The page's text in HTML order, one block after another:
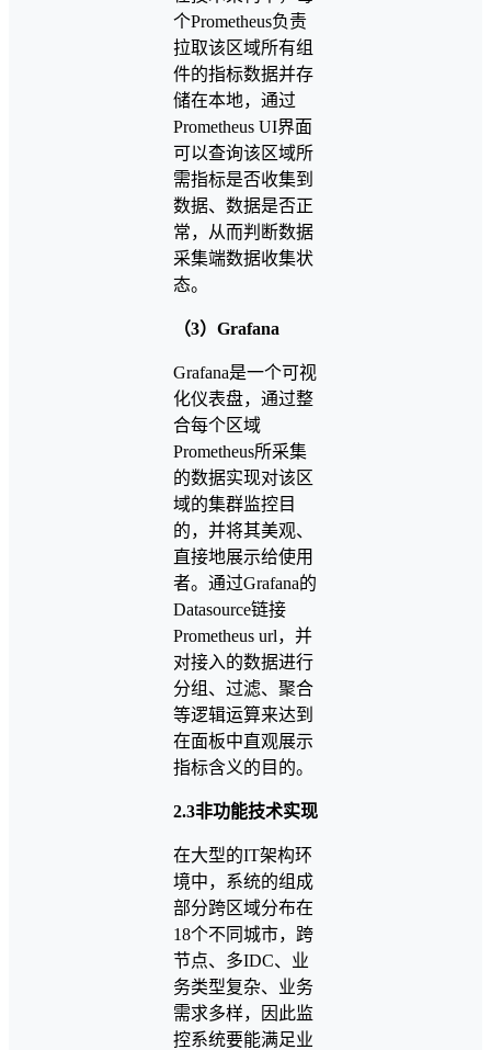
个Prometheus负责
拉取该区域所有组
件的指标数据并存
储在本地，通过
Prometheus UI界面
可以查询该区域所
需指标是否收集到
数据、数据是否正
常，从而判断数据
采集端数据收集状
态。
（3）Grafana
Grafana是一个可视
化仪表盘，通过整
合每个区域
Prometheus所采集
的数据实现对该区
域的集群监控目
的，并将其美观、
直接地展示给使用
者。通过Grafana的
Datasource链接
Prometheus url，并
对接入的数据进行
分组、过滤、聚合
等逻辑运算来达到
在面板中直观展示
指标含义的目的。
2.3非功能技术实现
在大型的IT架构环
境中，系统的组成
部分跨区域分布在
18个不同城市，跨
节点、多IDC、业
务类型复杂、业务
需求多样，因此监
控系统要能满足业